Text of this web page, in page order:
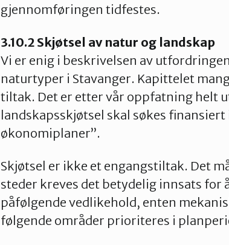
gjennomføringen tidfestes.
3.10.2 Skjøtsel av natur og landskap
Vi er enig i beskrivelsen av
naturtyper i Stavanger. Kapittelet
tiltak. Det er etter vår oppfatning helt
landskapsskjøtsel skal søkes
økonomiplaner”.
Skjøtsel er ikke et engangstiltak. Det
steder kreves det betydelig innsats for
påfølgende vedlikehold, enten
følgende områder prioriteres i